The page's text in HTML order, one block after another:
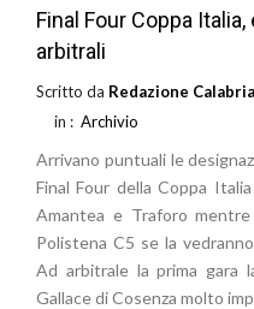
Final Four Coppa
arbitrali
Scritto da Redazione
in : Archivio
Arrivano puntuali le
Final Four della Coppa
Amantea e Traforo
Polistena C5 se la
Ad arbitrale la prima gara
Gallace di Cosenza molto